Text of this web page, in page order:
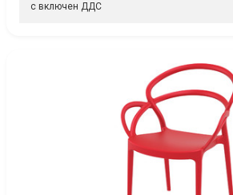
с включен ДДС